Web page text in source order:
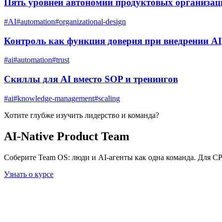
Пять уровней автономии продуктовых
#AI#automation#organizational-design
Контроль как функция доверия при внедрении AI
#ai#automation#trust
Скиллы для AI вместо SOP и тренингов
#ai#knowledge-management#scaling
Хотите глубже изучить лидерство и команда?
AI-Native Product Team
Соберите Team OS: люди и AI-агенты как одна команда. Для
Узнать о курсе